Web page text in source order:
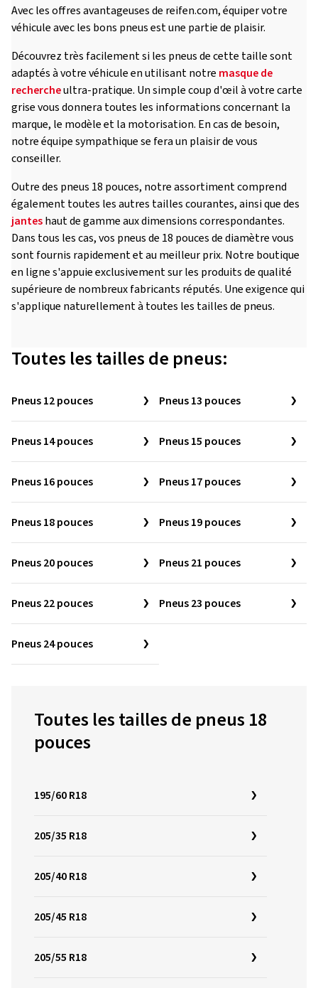
Avec les offres avantageuses de reifen.com, équiper votre
véhicule avec les bons pneus est une partie de plaisir.
Découvrez très facilement si les pneus de cette taille sont
adaptés à votre véhicule en utilisant notre masque de
rechercheultra-pratique. Un simple coup d'œil à votre carte
grise vous donnera toutes les informations concernant la
marque, le modèle et la motorisation. En cas de besoin,
notre équipe sympathique se fera un plaisir de vous
conseiller.
Outre des pneus 18 pouces, notre assortiment comprend
également toutes les autres tailles courantes, ainsi que des
janteshaut de gamme aux dimensions correspondantes.
Dans tous les cas, vos pneus de 18 pouces de diamètre vous
sont fournis rapidement et au meilleur prix. Notre boutique
en ligne s'appuie exclusivement sur les produits de qualité
supérieure de nombreux fabricants réputés. Une exigence qui
s'applique naturellement à toutes les tailles de pneus.
Toutes les tailles de pneus:
Pneus 12 pouces Pneus 13 pouces
Pneus 14 pouces Pneus 15 pouces
Pneus 16 pouces Pneus 17 pouces
Pneus 18 pouces Pneus 19 pouces
Pneus 20 pouces Pneus 21 pouces
Pneus 22 pouces Pneus 23 pouces
Pneus 24 pouces
Toutes les tailles de pneus 18
pouces
195/60 R18
205/35 R18
205/40 R18
205/45 R18
205/55 R18